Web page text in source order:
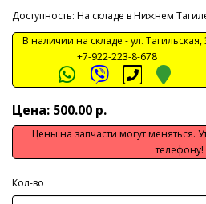
Доступность: На складе в Нижнем
В наличии на складе -ул. Тагильская,
+7-922-223-8-678
Цена: 500.00 р.
Цены на запчасти могут меняться.
телефону!
Кол-во